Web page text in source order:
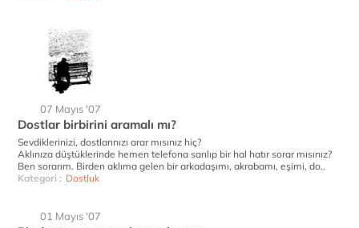
07 Mayıs '07
Dostlar birbirini aramalı mı?
Sevdiklerinizi, dostlarınızı arar mısınız hiç?
Aklınıza düştüklerinde hemen telefona sarılıp bir hal hatır sorar mısınız?
Ben sorarım. Birden aklıma gelen bir arkadaşımı, akrabamı, eşimi, do..
Kategori : Dostluk
01 Mayıs '07